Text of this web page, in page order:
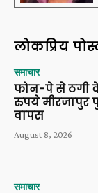
लोकप्रिय
समाचार
फोन-पे से ठगी
रुपये मीरजापुर
वापस
August 8, 2026
समाचार